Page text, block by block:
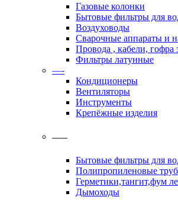
Газовые колонки
Бытовые фильтры для
Воздуховоды
Сварочные аппараты и
Провода , кабели, гофра
Фильтры латунные
—-
Кондиционеры
Вентиляторы
Инструменты
Крепёжные изделия
——
Бытовые фильтры для
Полипропиленовые
Герметики,тангит,фум
Дымоходы